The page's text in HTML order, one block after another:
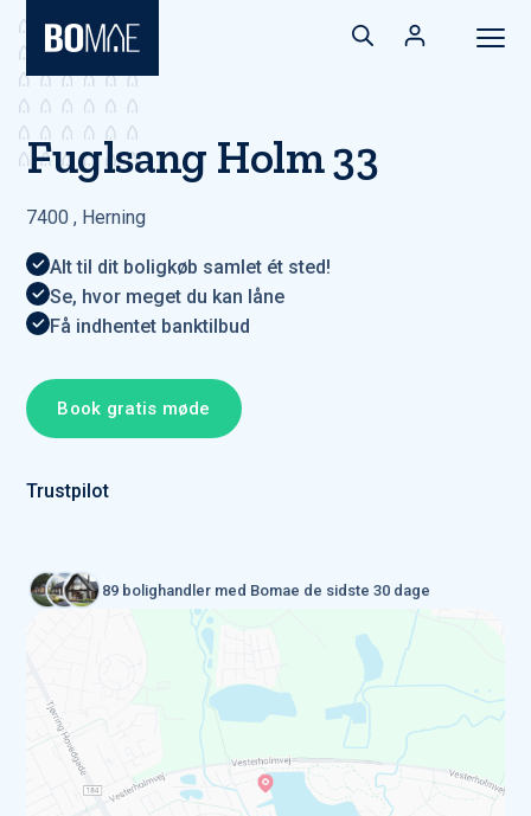
Fuglsang Holm 33
7400 , Herning
Alt til dit boligkøb samlet ét sted!
Se, hvor meget du kan låne
Få indhentet banktilbud
Book gratis møde
Trustpilot
89 bolighandler med Bomae de sidste 30 dage